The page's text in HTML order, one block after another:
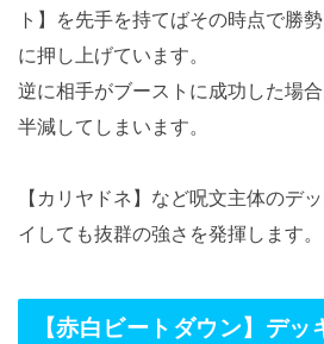
ト】を先手を持てばその時点で勝
に押し上げています。
逆に相手がブーストに成功した場
半減してしまいます。
【カリヤドネ】など呪文主体のデ
イしても抜群の強さを発揮します。
【赤白ビートダウン】デッ